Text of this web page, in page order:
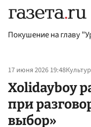
Покушение на главу
17 июня 2026 19:48
Xolidayboy
при
выбор»